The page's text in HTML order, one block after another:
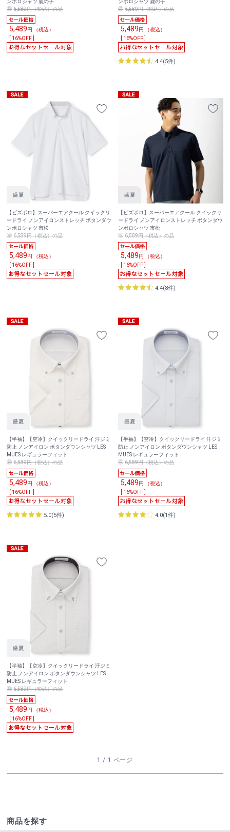
6,589円（税込）の品
5,489円 （税込）
[ 16%OFF ]
6,589円（税込）の品
5,489円 （税込）
[ 16%OFF ]
4.4(5件)
【ビズポロ】スーパーエアクール クイックリ
ードライ ノンアイロンストレッチ ボタンダウ
ンポロシャツ 市松
6,589円（税込）の品
5,489円 （税込）
[ 16%OFF ]
【ビズポロ】スーパーエアクール クイックリ
ードライ ノンアイロンストレッチ ボタンダウ
ンポロシャツ 市松
6,589円（税込）の品
5,489円 （税込）
[ 16%OFF ]
4.4(8件)
【半袖】【空冷】クイックリードライ 汗ジミ
防止 ノンアイロン ボタンダウンシャツ LES
MUES レギュラーフィット
6,589円（税込）の品
5,489円 （税込）
[ 16%OFF ]
5.0(5件)
【半袖】【空冷】クイックリードライ 汗ジミ
防止 ノンアイロン ボタンダウンシャツ LES
MUES レギュラーフィット
6,589円（税込）の品
5,489円 （税込）
[ 16%OFF ]
4.0(1件)
【半袖】【空冷】クイックリードライ 汗ジミ
防止 ノンアイロン ボタンダウンシャツ LES
MUES レギュラーフィット
6,589円（税込）の品
5,489円 （税込）
[ 16%OFF ]
1 / 1 ページ
商品を探す